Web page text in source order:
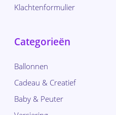
Klachtenformulier
Categorieën
Ballonnen
Cadeau & Creatief
Baby & Peuter